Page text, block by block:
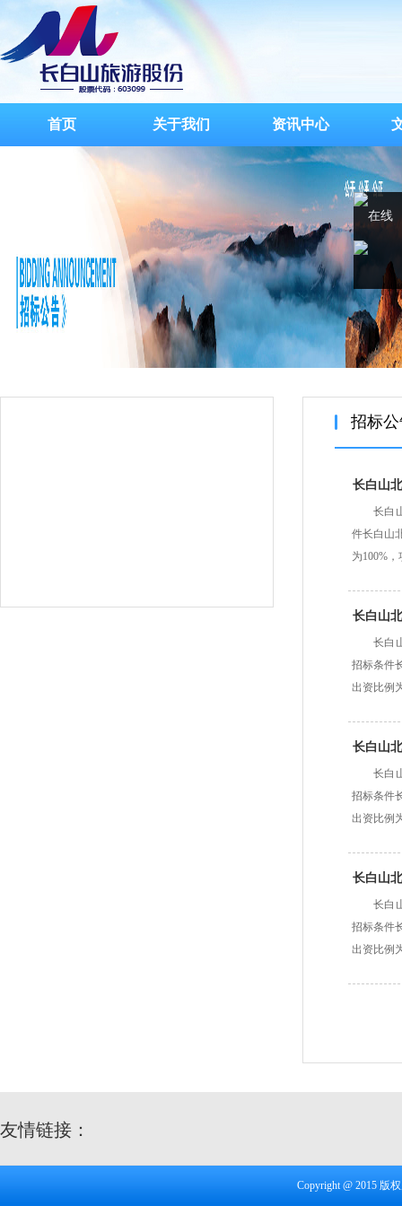
首页 关于我们 资讯中心
招标
长白山
长白
件长白山
为100%
长白山
长白
招标条件
出资比例
长白山
长白
招标条件
出资比例
长白山
长白
招标条件
出资比例
友情链接：
Copyright @ 2015 版
在线